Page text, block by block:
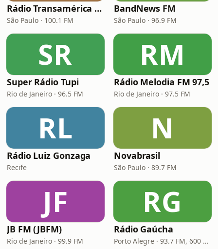
Rádio Transamérica (TMC)
São Paulo · 100.1 FM
BandNews FM
São Paulo · 96.9 FM
SR
Super Rádio Tupi
Rio de Janeiro · 96.5 FM
RM
Rádio Melodia FM 97,5
Rio de Janeiro · 97.5 FM
RL
Rádio Luiz Gonzaga
Recife
N
Novabrasil
São Paulo · 89.7 FM
JF
JB FM (JBFM)
Rio de Janeiro · 99.9 FM
RG
Rádio Gaúcha
Porto Alegre · 93.7 FM, 600 AM